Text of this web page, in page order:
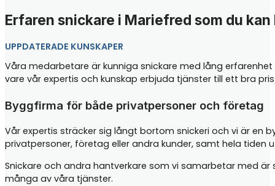
Erfaren snickare i Mariefred som du kan
UPPDATERADE KUNSKAPER
Våra medarbetare är kunniga snickare med lång
vare vår expertis och kunskap erbjuda tjänster till ett bra
Byggfirma för både privatpersoner och företag
Vår expertis sträcker sig långt bortom snickeri och vi är
privatpersoner, företag eller andra kunder, samt hela tiden
Snickare och andra hantverkare som vi samarbetar med
många av våra tjänster.